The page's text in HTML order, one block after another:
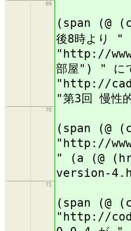
69
(span (@
後8時より
"http://
部屋") "
"http://
"第3回 慢性
70
(span (@
"http://
" (a (@
version-
71
(span (@
"http://